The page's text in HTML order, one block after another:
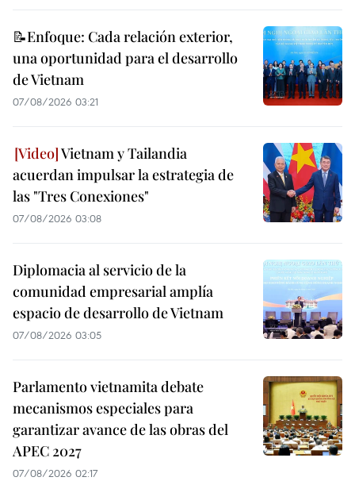
📝Enfoque: Cada relación exterior,
una oportunidad para el desarrollo
de Vietnam
07/08/2026 03:21
Vietnam y Tailandia
acuerdan impulsar la estrategia de
las "Tres Conexiones"
07/08/2026 03:08
Diplomacia al servicio de la
comunidad empresarial amplía
espacio de desarrollo de Vietnam
07/08/2026 03:05
Parlamento vietnamita debate
mecanismos especiales para
garantizar avance de las obras del
APEC 2027
07/08/2026 02:17